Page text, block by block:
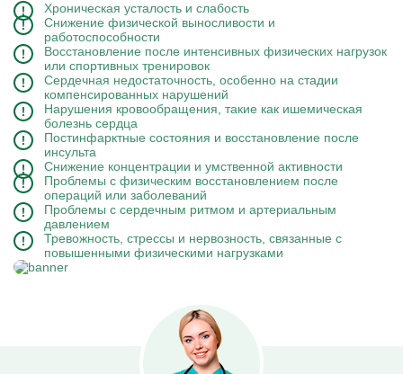
Хроническая усталость и слабость
Снижение физической выносливости и
работоспособности
Восстановление после интенсивных физических нагрузок
или спортивных тренировок
Сердечная недостаточность, особенно на стадии
компенсированных нарушений
Нарушения кровообращения, такие как ишемическая
болезнь сердца
Постинфарктные состояния и восстановление после
инсульта
Снижение концентрации и умственной активности
Проблемы с физическим восстановлением после
операций или заболеваний
Проблемы с сердечным ритмом и артериальным
давлением
Тревожность, стрессы и нервозность, связанные с
повышенными физическими нагрузками